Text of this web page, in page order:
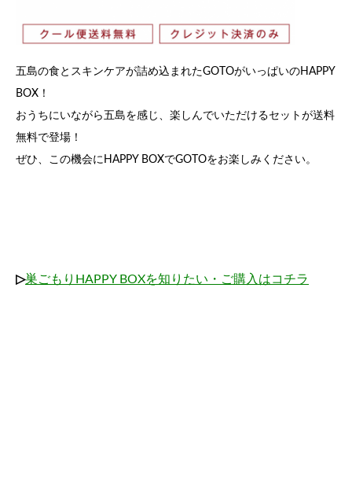
五島の食とスキンケアが詰め込まれたGOTOがいっぱいのHAPPY
BOX！
おうちにいながら五島を感じ、楽しんでいただけるセットが送料
無料で登場！
ぜひ、この機会にHAPPY BOXでGOTOをお楽しみください。
▷巣ごもりHAPPY BOXを知りたい・ご購入はコチラ